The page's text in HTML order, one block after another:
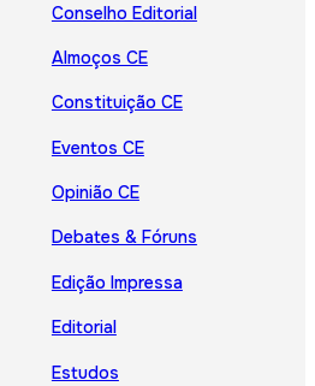
Conselho Editorial
Almoços CE
Constituição CE
Eventos CE
Opinião CE
Debates & Fóruns
Edição Impressa
Editorial
Estudos